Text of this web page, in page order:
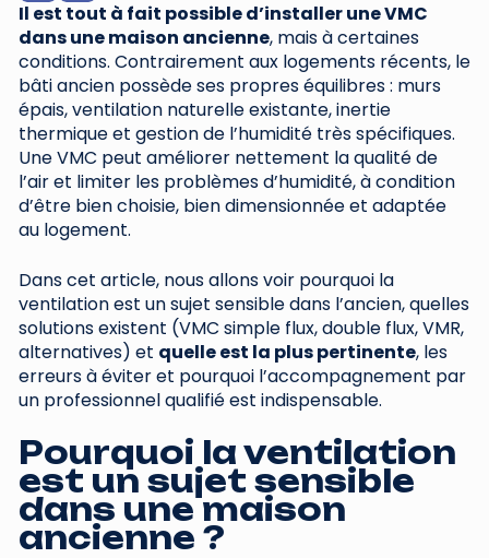
Il est tout à fait possible d’installer une VMC
dans une maison ancienne, mais à certaines
conditions. Contrairement aux logements récents, le
bâti ancien possède ses propres équilibres : murs
épais, ventilation naturelle existante, inertie
thermique et gestion de l’humidité très spécifiques.
Une VMC peut améliorer nettement la qualité de
l’air et limiter les problèmes d’humidité, à condition
d’être bien choisie, bien dimensionnée et adaptée
au logement.
Dans cet article, nous allons voir pourquoi la
ventilation est un sujet sensible dans l’ancien, quelles
solutions existent (VMC simple flux, double flux, VMR,
alternatives) et quelle est la plus pertinente, les
erreurs à éviter et pourquoi l’accompagnement par
un professionnel qualifié est indispensable.
Pourquoi la ventilation
est un sujet sensible
dans une maison
ancienne ?